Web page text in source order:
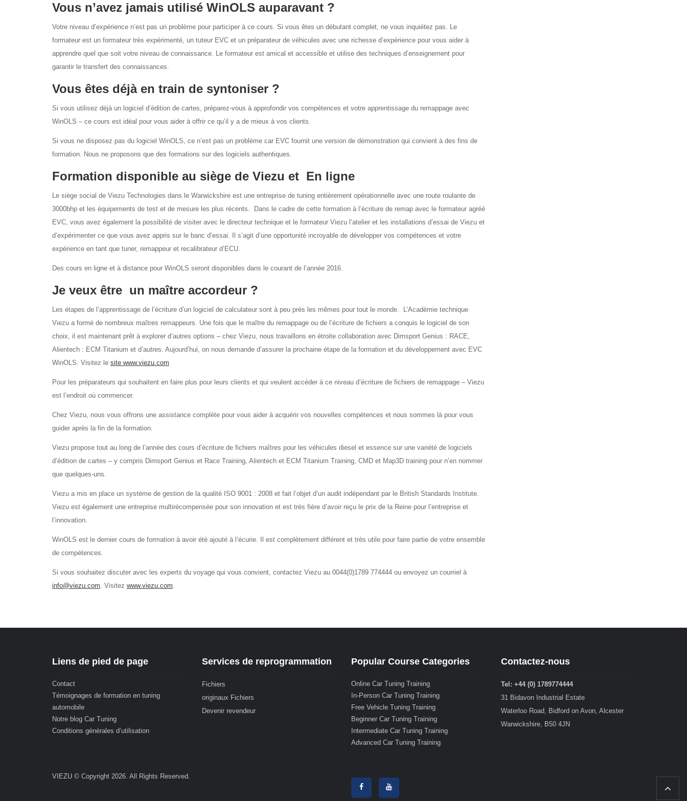
Vous n’avez jamais utilisé WinOLS auparavant ?
Votre niveau d’expérience n’est pas un problème pour participer à ce cours. Si vous êtes un débutant complet, ne vous inquiétez pas. Le
formateur est un formateur très expérimenté, un tuteur EVC et un préparateur de véhicules avec une richesse d’expérience pour vous aider à
apprendre quel que soit votre niveau de connaissance. Le formateur est amical et accessible et utilise des techniques d’enseignement pour
garantir le transfert des connaissances.
Vous êtes déjà en train de syntoniser ?
Si vous utilisez déjà un logiciel d’édition de cartes, préparez-vous à approfondir vos compétences et votre apprentissage du remappage avec
WinOLS – ce cours est idéal pour vous aider à offrir ce qu’il y a de mieux à vos clients.
Si vous ne disposez pas du logiciel WinOLS, ce n’est pas un problème car EVC fournit une version de démonstration qui convient à des fins de
formation. Nous ne proposons que des formations sur des logiciels authentiques.
Formation disponible au siège de Viezu et En ligne
Le siège social de Viezu Technologies dans le Warwickshire est une entreprise de tuning entièrement opérationnelle avec une route roulante de
3000bhp et les équipements de test et de mesure les plus récents. Dans le cadre de cette formation à l’écriture de remap avec le formateur agréé
EVC, vous avez également la possibilité de visiter avec le directeur technique et le formateur Viezu l’atelier et les installations d’essai de Viezu et
d’expérimenter ce que vous avez appris sur le banc d’essai. Il s’agit d’une opportunité incroyable de développer vos compétences et votre
expérience en tant que tuner, remappeur et recalibrateur d’ECU.
Des cours en ligne et à distance pour WinOLS seront disponibles dans le courant de l’année 2016.
Je veux être un maître accordeur ?
Les étapes de l’apprentissage de l’écriture d’un logiciel de calculateur sont à peu près les mêmes pour tout le monde. L’Académie technique
Viezu a formé de nombreux maîtres remappeurs. Une fois que le maître du remappage ou de l’écriture de fichiers a conquis le logiciel de son
choix, il est maintenant prêt à explorer d’autres options – chez Viezu, nous travaillons en étroite collaboration avec Dimsport Genius : RACE,
Alientech : ECM Titanium et d’autres. Aujourd’hui, on nous demande d’assurer la prochaine étape de la formation et du développement avec EVC
WinOLS. Visitez le site www.viezu.com
Pour les préparateurs qui souhaitent en faire plus pour leurs clients et qui veulent accéder à ce niveau d’écriture de fichiers de remappage – Viezu
est l’endroit où commencer.
Chez Viezu, nous vous offrons une assistance complète pour vous aider à acquérir vos nouvelles compétences et nous sommes là pour vous
guider après la fin de la formation.
Viezu propose tout au long de l’année des cours d’écriture de fichiers maîtres pour les véhicules diesel et essence sur une variété de logiciels
d’édition de cartes – y compris Dimsport Genius et Race Training, Alientech et ECM Titanium Training, CMD et Map3D training pour n’en nommer
que quelques-uns.
Viezu a mis en place un système de gestion de la qualité ISO 9001 : 2008 et fait l’objet d’un audit indépendant par le British Standards Institute.
Viezu est également une entreprise multirécompensée pour son innovation et est très fière d’avoir reçu le prix de la Reine pour l’entreprise et
l’innovation.
WinOLS est le dernier cours de formation à avoir été ajouté à l’écurie. Il est complètement différent et très utile pour faire partie de votre ensemble
de compétences.
Si vous souhaitez discuter avec les experts du voyage qui vous convient, contactez Viezu au 0044(0)1789 774444 ou envoyez un courriel à
info@viezu.com. Visitez www.viezu.com.
Liens de pied de page
Contact
Témoignages de formation en tuning
automobile
Notre blog Car Tuning
Conditions générales d’utilisation
Services de reprogrammation
Fichiers
originaux Fichiers
Devenir revendeur
Popular Course Categories
Online Car Tuning Training
In-Person Car Tuning Training
Free Vehicle Tuning Training
Beginner Car Tuning Training
Intermediate Car Tuning Training
Advanced Car Tuning Training
Contactez-nous
Tel: +44 (0) 1789774444
31 Bidavon Industrial Estate
Waterloo Road, Bidford on Avon, Alcester
Warwickshire, B50 4JN
VIEZU © Copyright 2026. All Rights Reserved.